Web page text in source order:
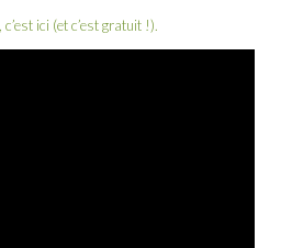
c’est ici (et c’est gratuit !).